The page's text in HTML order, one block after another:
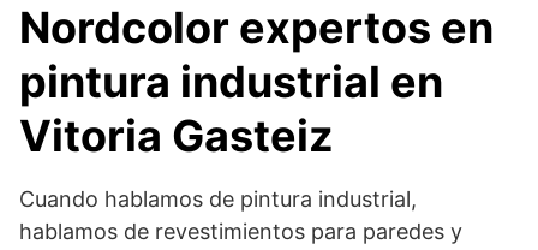
Nordcolor expertos en
pintura industrial en
Vitoria Gasteiz
Cuando hablamos de pintura industrial,
hablamos de revestimientos para paredes y